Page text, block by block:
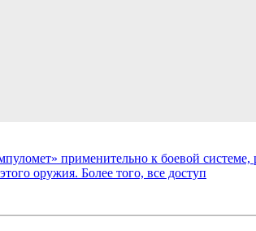
применительно к боевой
оружия. Более того, все доступ